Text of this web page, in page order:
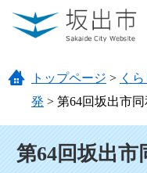
ページの先頭です。
メニューを飛ばして本文へ
トップページ > く
発 > 第64回坂出市
第64回坂出市